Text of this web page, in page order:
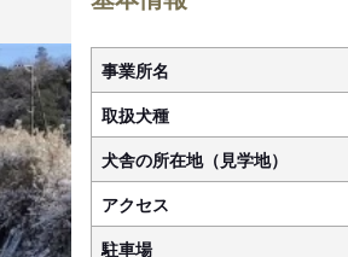
事業所名
取扱犬種
犬舎の所在地（見学地）
アクセス
駐車場